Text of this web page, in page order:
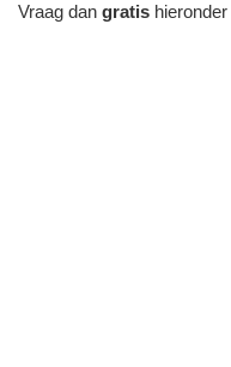
Vraag dan gratis hieronder